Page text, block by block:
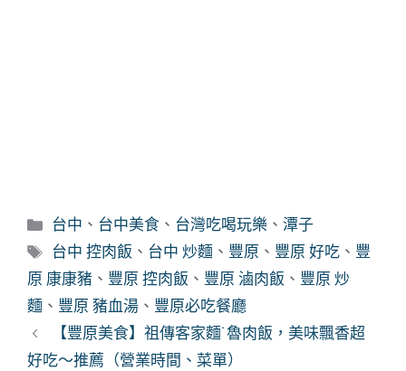
分
類
台中 、 台中美食 、 台灣吃喝玩樂 、潭子
標
籤
台中 控肉飯 、 台中 炒麵 、 豐原 、 豐原 好吃 、 豐
原 康康豬 、 豐原 控肉飯 、 豐原 滷肉飯 、 豐原 炒
麵 、 豐原 豬血湯 、 豐原必吃餐廳
【豐原美食】祖傳客家麵˙魯肉飯，美味飄香超
好吃～推薦（營業時間、菜單）